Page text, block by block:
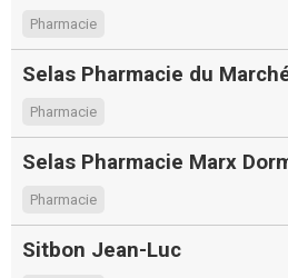
Pharmacie
Selas Pharmacie du
Pharmacie
Selas Pharmacie Marx
Pharmacie
Sitbon Jean-Luc